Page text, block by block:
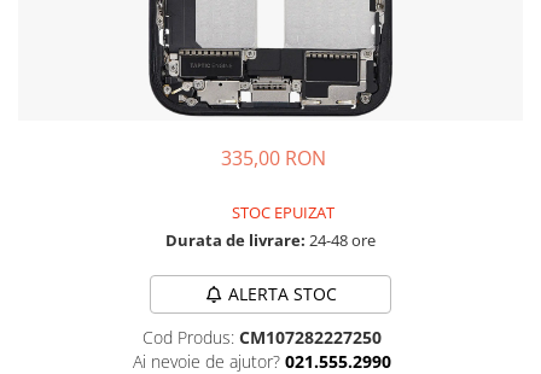
335,00 RON
STOC EPUIZAT
Durata de livrare: 24-48 ore
ALERTA STOC
Cod Produs: CM107282227250
Ai nevoie de ajutor? 021.555.2990